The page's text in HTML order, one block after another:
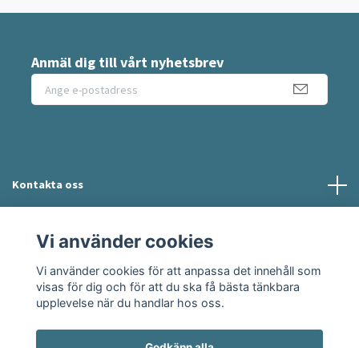
Anmäl dig till vårt nyhetsbrev
Kontakta oss
Sociala medier
Vi använder cookies
Vi använder cookies för att anpassa det innehåll som
visas för dig och för att du ska få bästa tänkbara
upplevelse när du handlar hos oss.